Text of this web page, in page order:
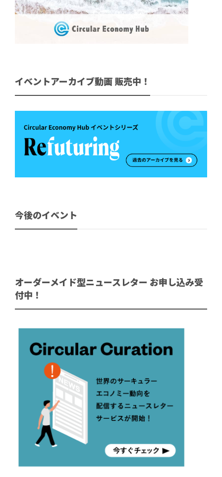
イベントアーカイブ動画 販売中！
今後のイベント
オーダーメイド型ニュースレター お申し込み受
付中！